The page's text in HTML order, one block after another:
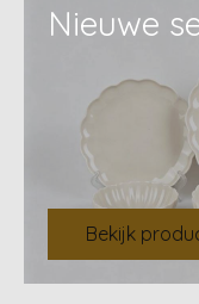
Nieuwe
Bekijk